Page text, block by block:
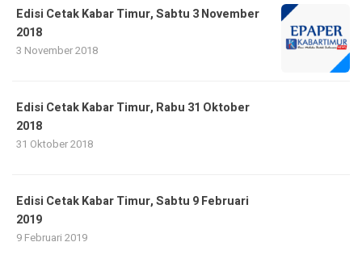
Edisi Cetak Kabar Timur, Sabtu 3 November
2018
3 November 2018
Edisi Cetak Kabar Timur, Rabu 31 Oktober
2018
31 Oktober 2018
Edisi Cetak Kabar Timur, Sabtu 9 Februari
2019
9 Februari 2019